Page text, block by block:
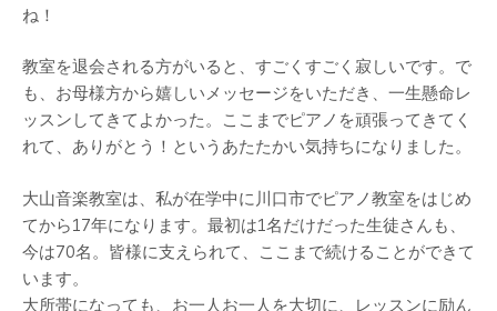
ね！
教室を退会される方がいると、すごくすごく寂しいです。で
も、お母様方から嬉しいメッセージをいただき、一生懸命レ
ッスンしてきてよかった。ここまでピアノを頑張ってきてく
れて、ありがとう！というあたたかい気持ちになりました。
大山音楽教室は、私が在学中に川口市でピアノ教室をはじめ
てから17年になります。最初は1名だけだった生徒さんも、
今は70名。皆様に支えられて、ここまで続けることができて
います。
大所帯になっても、お一人お一人を大切に、レッスンに励ん